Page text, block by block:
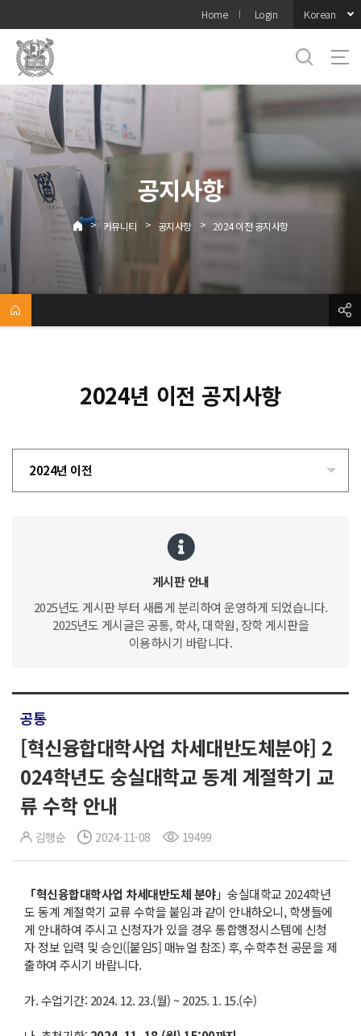
메뉴
Home Login Korean
공지사항
> 커뮤니티 > 공지사항 > 2024 이전 공지사항
2024년 이전 공지사항
2024년 이전
게시판 안내
2025년도 게시판 부터 새롭게 분리하여 운영하게 되었습니다.
2025년도 게시글은 공통, 학사, 대학원, 장학 게시판을
이용하시기 바랍니다.
공통
[혁신융합대학사업 차세대반도체분야] 2
024학년도 숭실대학교 동계 계절학기 교
류 수학 안내
김행순 2024-11-08 19499
「혁신융합대학사업 차세대반도체 분야」숭실대학교 2024학년
도 동계 계절학기 교류 수학을 붙임과 같이 안내하오니, 학생들에
게 안내하여 주시고 신청자가 있을 경우 통합행정시스템에 신청
자 정보 입력 및 승인([붙임5] 매뉴얼 참조) 후, 수학추천 공문을 제
출하여 주시기 바랍니다.
가. 수업기간: 2024. 12. 23.(월) ~ 2025. 1. 15.(수)